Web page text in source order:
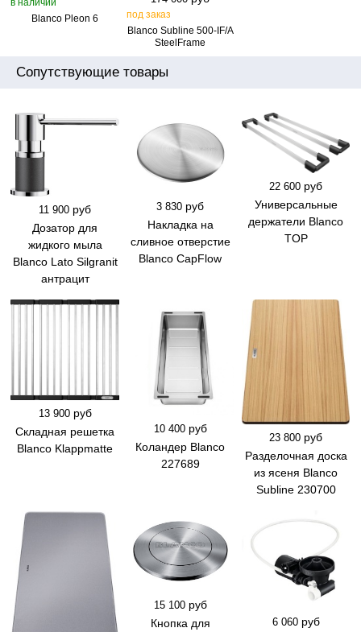
в наличии
Blanco Pleon 6
под заказ
Blanco Subline 500‑IF/A
SteelFrame
Сопутствующие товары
11 900 руб
Дозатор для
жидкого мыла
Blanco Lato Silgranit
антрацит
3 830 руб
Накладка на
сливное отверстие
Blanco CapFlow
22 600 руб
Универсальные
держатели Blanco
TOP
13 900 руб
Складная решетка
Blanco Klappmatte
10 400 руб
Коландер Blanco
227689
23 800 руб
Разделочная доска
из ясеня Blanco
Subline 230700
15 100 руб
Кнопка для
6 060 руб